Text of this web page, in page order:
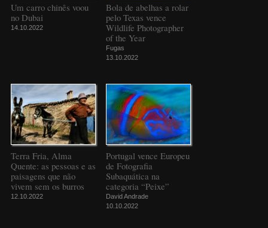
Um carro chinês voou
no Dubai
14.10.2022
Bola de abelhas a rolar
pelo Texas vence
Wildlife Photographer
of the Year
Fugas
13.10.2022
Terra Fria, Alma
Quente: as pessoas e as
paisagens que não
vivem sem os burros
12.10.2022
Portugal vence Europeu
de Fotografia
Subaquática na
categoria “Peixe”
David Andrade
10.10.2022